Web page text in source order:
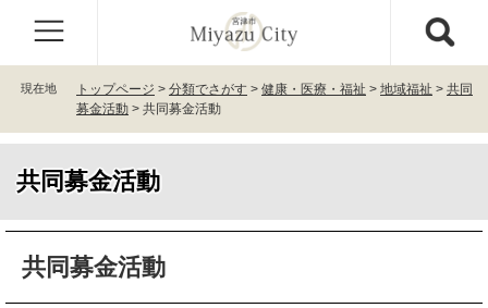
で
ば
本
現在地 トップページ > 分類でさがす > 健康・医療・福祉 > 地域福祉 > 共同
募金活動 > 共同募金活動
共同募金活動
共同募金活動